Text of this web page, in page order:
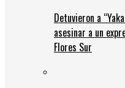
Detuvieron a
asesinar a un
Flores Sur